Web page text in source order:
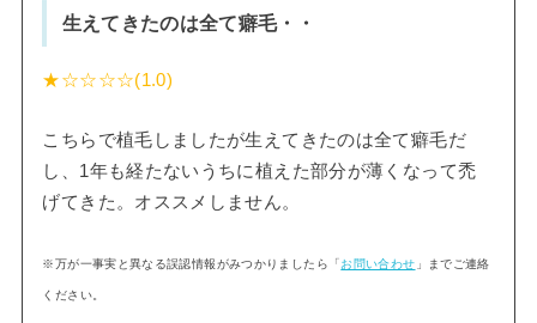
生えてきたのは全て癖毛・・
★☆☆☆☆(1.0)
こちらで植毛しましたが生えてきたのは全て癖毛だ
し、1年も経たないうちに植えた部分が薄くなって禿
げてきた。オススメしません。
※万が一事実と異なる誤認情報がみつかりましたら「お問い合わせ 」までご連絡
ください。